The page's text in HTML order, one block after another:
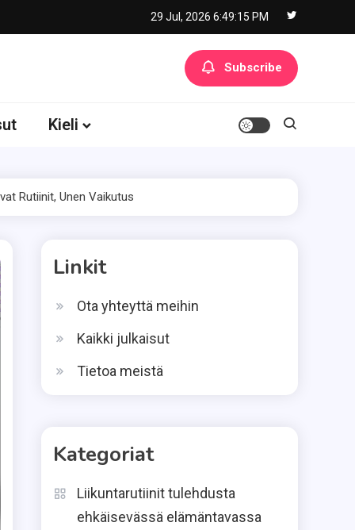
29 Jul, 2026 6:49:16 PM
Subscribe
Kieli
Rutiinit, Unen Vaikutus
Linkit
Ota yhteyttä meihin
Kaikki julkaisut
Tietoa meistä
Kategoriat
Liikuntarutiinit tulehdusta
ehkäisevässä elämäntavassa